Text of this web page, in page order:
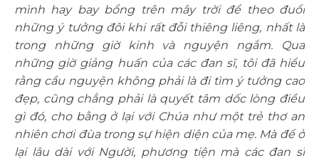
mình hay bay bổng trên mây trời để theo đuổi
những ý tưởng đôi khi rất đỗi thiêng liêng, nhất là
trong những giờ kinh và nguyện ngắm. Qua
những giờ giảng huấn của các đan sĩ, tôi đã hiểu
rằng cầu nguyện không phải là đi tìm ý tưởng cao
đẹp, cũng chẳng phải là quyết tâm dốc lòng điều
gì đó, cho bằng ở lại với Chúa như một trẻ thơ an
nhiên chơi đùa trong sự hiện diện của mẹ. Mà để ở
lại lâu dài với Người, phương tiện mà các đan sĩ